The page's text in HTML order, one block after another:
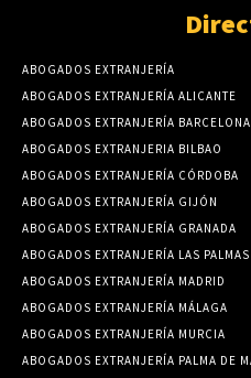
ABOGADOS EXTRANJERÍA
ABOGADOS EXTRANJERÍA ALICANTE
ABOGADOS EXTRANJERÍA BARCELONA
ABOGADOS EXTRANJERIA BILBAO
ABOGADOS EXTRANJERÍA CÓRDOBA
ABOGADOS EXTRANJERÍA GIJÓN
ABOGADOS EXTRANJERÍA GRANADA
ABOGADOS EXTRANJERÍA LAS
ABOGADOS EXTRANJERÍA MADRID
ABOGADOS EXTRANJERÍA MÁLAGA
ABOGADOS EXTRANJERÍA MURCIA
ABOGADOS EXTRANJERÍA PALMA DE